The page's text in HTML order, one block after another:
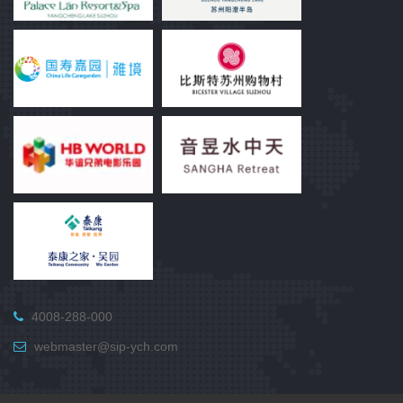
4008-288-000
webmaster@sip-ych.com